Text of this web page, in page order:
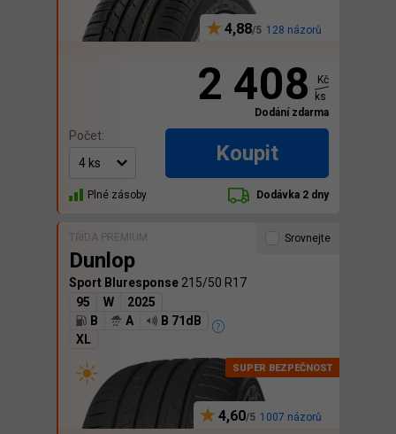
4,88 128 názorů
2 408
Kč
ks
Dodání zdarma
Počet:
Koupit
Plné zásoby Dodávka 2 dny
TŘÍDA PREMIUM
Dunlop
Sport Bluresponse 215/50 R17
95
W
2025
B
A
B 71dB
XL
4,60 1007 názorů
Srovnejte